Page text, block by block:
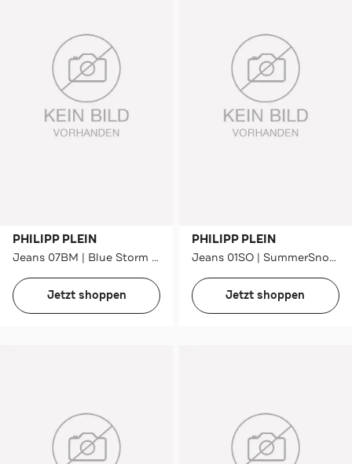
PHILIPP PLEIN
Jeans 07BM | Blue Storm Slim
Jetzt shoppen
PHILIPP PLEIN
Jeans 01SO | SummerSnow Wide/ Loose Fit
Jetzt shoppen